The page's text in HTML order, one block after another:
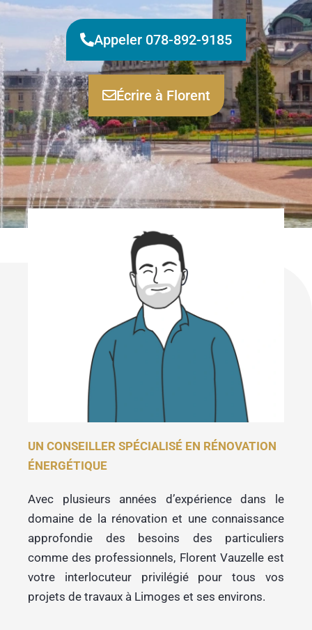
Appeler 078-892-9185
Écrire à Florent
UN CONSEILLER SPÉCIALISÉ EN RÉNOVATION
ÉNERGÉTIQUE
Avec plusieurs années d’expérience dans le
domaine de la rénovation et une connaissance
approfondie des besoins des particuliers
comme des professionnels, Florent Vauzelle est
votre interlocuteur privilégié pour tous vos
projets de travaux à Limoges et ses environs.